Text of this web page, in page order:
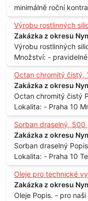
minimálně roční kontrakt Množství: - 4.000 -
měsíčně
Výrobu rostlinných
Zakázka z okresu
Výrobu rostlinných silic parní
Množství: -
až 1 l
Octan chromitý čistý,
Zakázka z okresu
Octan chromitý čistý Popis: - sůl karboxylové kyseliny
Sorban draselný, 500
Zakázka z okresu
Sorban draselný Popis: - do moštu Množství: - 500 kg
Oleje pro technické
Zakázka z okresu
Oleje Popis. - pro naši výrobu čističů poptáváme